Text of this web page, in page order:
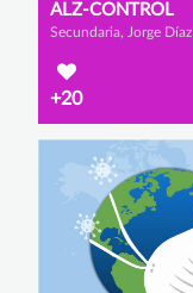
ALZ-CONTROL
+20